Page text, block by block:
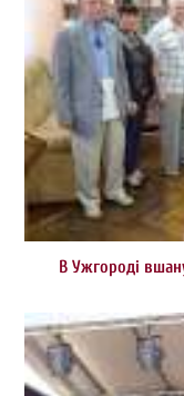
В Ужгороді